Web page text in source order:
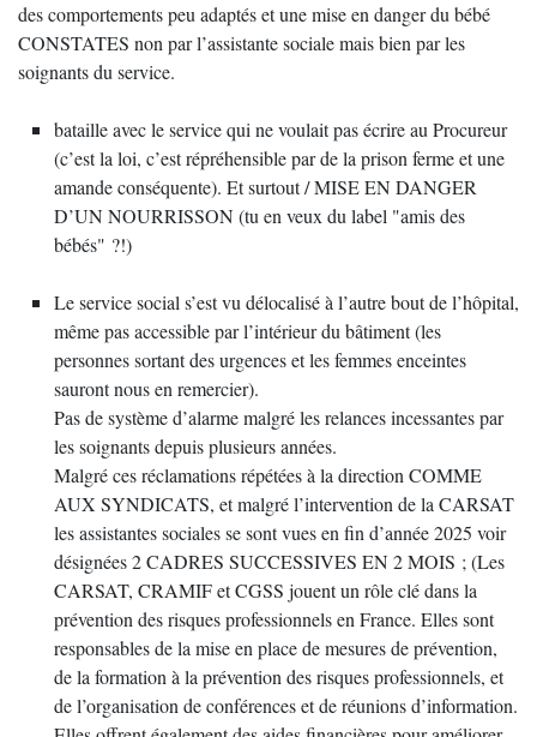
des comportements peu adaptés et une mise en danger du bébé
CONSTATES non par l’assistante sociale mais bien par les
soignants du service.
bataille avec le service qui ne voulait pas écrire au Procureur
(c’est la loi, c’est répréhensible par de la prison ferme et une
amande conséquente). Et surtout / MISE EN DANGER
D’UN NOURRISSON (tu en veux du label "amis des
bébés" ?!)
Le service social s’est vu délocalisé à l’autre bout de l’hôpital,
même pas accessible par l’intérieur du bâtiment (les
personnes sortant des urgences et les femmes enceintes
sauront nous en remercier).
Pas de système d’alarme malgré les relances incessantes par
les soignants depuis plusieurs années.
Malgré ces réclamations répétées à la direction COMME
AUX SYNDICATS, et malgré l’intervention de la CARSAT
les assistantes sociales se sont vues en fin d’année 2025 voir
désignées 2 CADRES SUCCESSIVES EN 2 MOIS ; (Les
CARSAT, CRAMIF et CGSS jouent un rôle clé dans la
prévention des risques professionnels en France. Elles sont
responsables de la mise en place de mesures de prévention,
de la formation à la prévention des risques professionnels, et
de l’organisation de conférences et de réunions d’information.